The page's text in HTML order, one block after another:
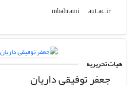
mbahrami
aut.ac.ir
هیات تحریریه
جعفر توفیقی داریان